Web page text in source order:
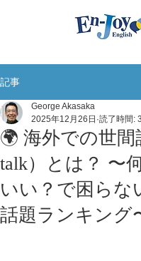
記事
🌍 海外での世間
talk）とは？ 〜
いい？で困らな
話題ランキング
George Akasaka
2025年12月26日 読了時間: